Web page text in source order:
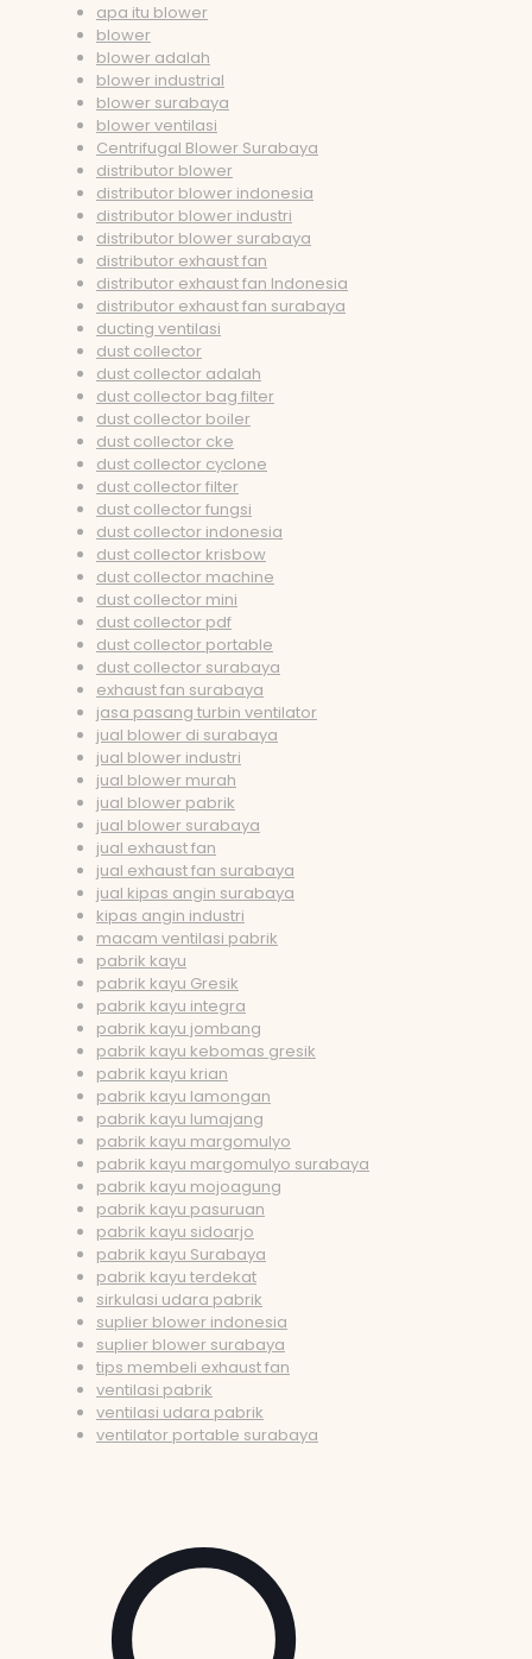
apa itu blower
blower
blower adalah
blower industrial
blower surabaya
blower ventilasi
Centrifugal Blower Surabaya
distributor blower
distributor blower indonesia
distributor blower industri
distributor blower surabaya
distributor exhaust fan
distributor exhaust fan Indonesia
distributor exhaust fan surabaya
ducting ventilasi
dust collector
dust collector adalah
dust collector bag filter
dust collector boiler
dust collector cke
dust collector cyclone
dust collector filter
dust collector fungsi
dust collector indonesia
dust collector krisbow
dust collector machine
dust collector mini
dust collector pdf
dust collector portable
dust collector surabaya
exhaust fan surabaya
jasa pasang turbin ventilator
jual blower di surabaya
jual blower industri
jual blower murah
jual blower pabrik
jual blower surabaya
jual exhaust fan
jual exhaust fan surabaya
jual kipas angin surabaya
kipas angin industri
macam ventilasi pabrik
pabrik kayu
pabrik kayu Gresik
pabrik kayu integra
pabrik kayu jombang
pabrik kayu kebomas gresik
pabrik kayu krian
pabrik kayu lamongan
pabrik kayu lumajang
pabrik kayu margomulyo
pabrik kayu margomulyo surabaya
pabrik kayu mojoagung
pabrik kayu pasuruan
pabrik kayu sidoarjo
pabrik kayu Surabaya
pabrik kayu terdekat
sirkulasi udara pabrik
suplier blower indonesia
suplier blower surabaya
tips membeli exhaust fan
ventilasi pabrik
ventilasi udara pabrik
ventilator portable surabaya